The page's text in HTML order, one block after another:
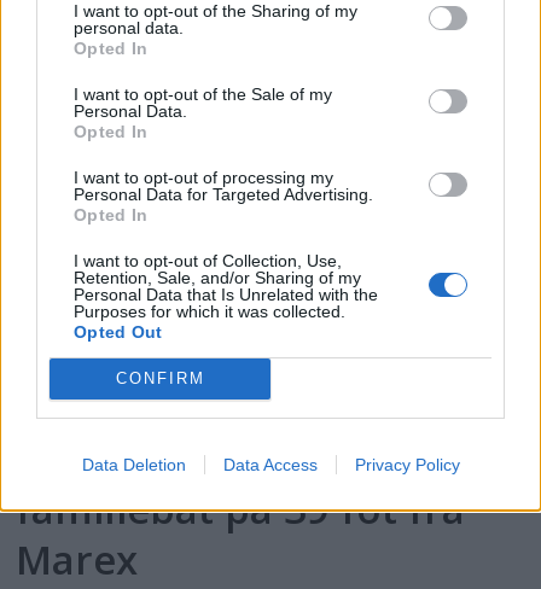
I want to opt-out of the Sharing of my
personal data.
Opted In
I want to opt-out of the Sale of my
Personal Data.
Opted In
I want to opt-out of processing my
Personal Data for Targeted Advertising.
Opted In
I want to opt-out of Collection, Use,
Retention, Sale, and/or Sharing of my
Personal Data that Is Unrelated with the
Purposes for which it was collected.
Opted Out
CONFIRM
Data Deletion Data Access Privacy Policy
2025
Prøvekjørt: Mesterlig
familiebåt på 39 fot fra
Marex